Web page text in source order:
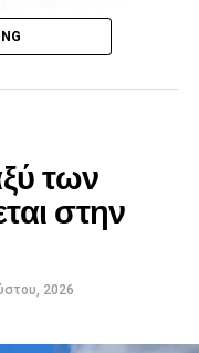
των
στην
2026